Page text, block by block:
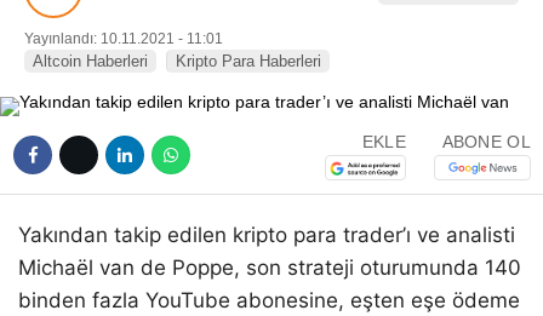
Yayınlandı: 10.11.2021 - 11:01
Altcoin Haberleri Kripto Para Haberleri
EKLE ABONE OL
Yakından takip edilen kripto para trader’ı ve analisti
Michaël van de Poppe, son strateji oturumunda 140
binden fazla YouTube abonesine, eşten eşe ödeme